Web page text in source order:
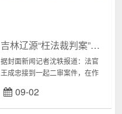
吉林辽源“枉法裁判案”当事人一审刑满前一天取保成功但二审尚未宣判
据封面新闻记者沈轶报道：法官
王成忠接到一起二审案件，在作
入其中。判决过后第69天，他被
指“枉法裁判”，一审判处有期徒刑
09-02